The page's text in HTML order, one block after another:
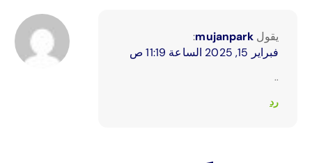
يقول mujanpark
:
فبراير 15, 2025 الساعة 11:19 ص
..
رد